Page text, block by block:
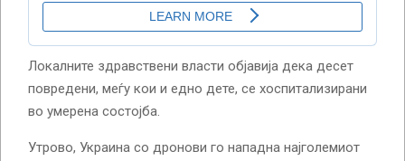
Локалните здравствени власти објавија дека десет
повредени, меѓу кои и едно дете, се хоспитализирани
во умерена состојба.
Утрово, Украина со дронови го нападна најголемиот